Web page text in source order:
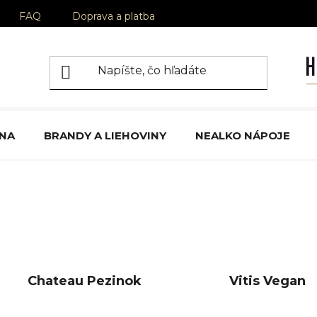
FAQ Doprava a platba
BRANDY A LIEHOVINY NEALKO NÁPOJE
Chateau Pezinok Vitis Vegan